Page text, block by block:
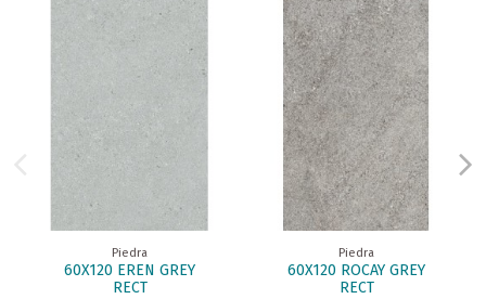
Piedra
60X120 EREN GREY
RECT
Piedra
60X120 ROCAY GREY
RECT